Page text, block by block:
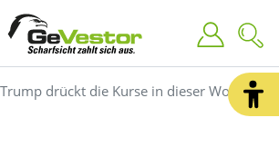
Trump drückt die Kurse in dieser Woche...